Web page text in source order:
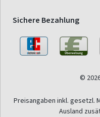
Sichere Bezahlung
©
Preisangaben inkl. gesetzl.
Ausland